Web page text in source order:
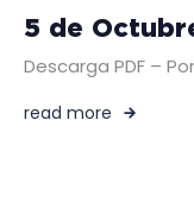
5 de
Descarga PDF –
read more